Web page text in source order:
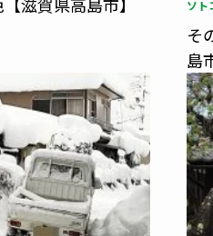
ソト
そ
島